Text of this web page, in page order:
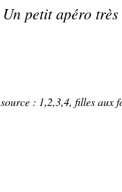
Un petitapérotrès
source : 1,2,3,4, filles aux